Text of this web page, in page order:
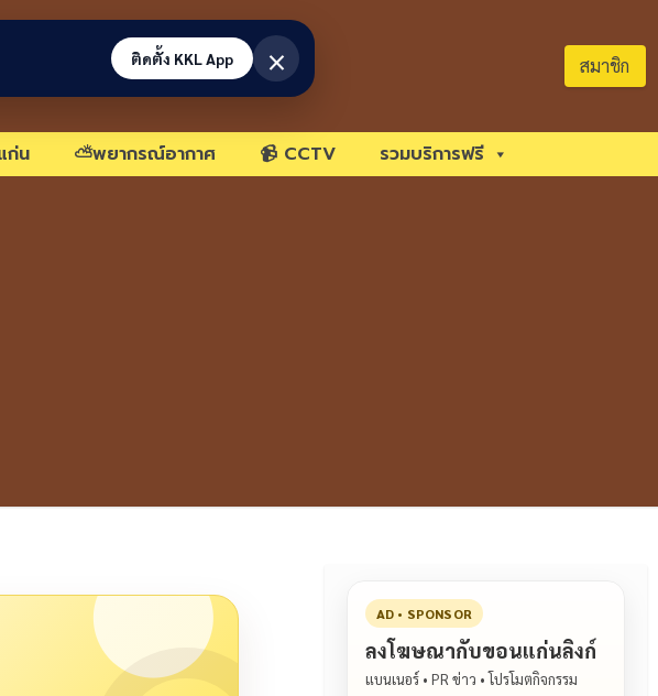
งก์ สมาชิก
ก่น ⛅พยากรณ์อากาศ 📹 CCTV รวมบริการฟรี
AD • SPONSOR
ลงโฆษณากับขอนแก่นลิงก์
แบนเนอร์ • PR ข่าว • โปรโมตกิจกรรม
ติดตั้ง KKL App ×